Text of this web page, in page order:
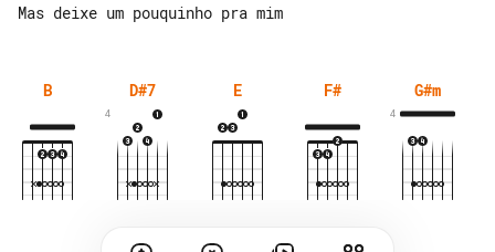
B D#7
4
E F# G#m
4